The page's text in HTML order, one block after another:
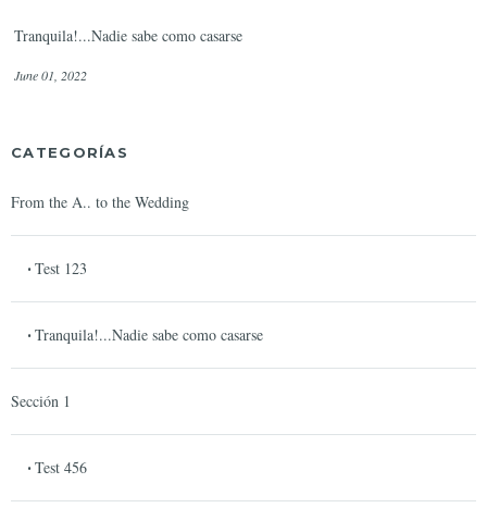
Tranquila!...Nadie sabe como casarse
June 01, 2022
CATEGORÍAS
From the A.. to the Wedding
• Test 123
• Tranquila!...Nadie sabe como casarse
Sección 1
• Test 456